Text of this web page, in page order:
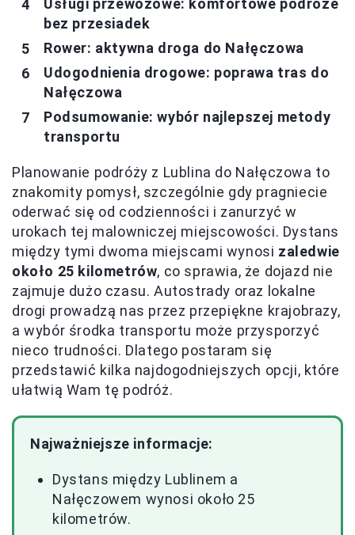
Usługi przewozowe: komfortowe podróże
bez przesiadek
Rower: aktywna droga do Nałęczowa
Udogodnienia drogowe: poprawa tras do
Nałęczowa
Podsumowanie: wybór najlepszej metody
transportu
Planowanie podróży z Lublina do Nałęczowa to
znakomity pomysł, szczególnie gdy pragniecie
oderwać się od codzienności i zanurzyć w
urokach tej malowniczej miejscowości. Dystans
między tymi dwoma miejscami wynosi zaledwie
około 25 kilometrów, co sprawia, że dojazd nie
zajmuje dużo czasu. Autostrady oraz lokalne
drogi prowadzą nas przez przepiękne krajobrazy,
a wybór środka transportu może przysporzyć
nieco trudności. Dlatego postaram się
przedstawić kilka najdogodniejszych opcji, które
ułatwią Wam tę podróż.
Najważniejsze informacje:
Dystans między Lublinem a
Nałęczowem wynosi około 25
kilometrów.